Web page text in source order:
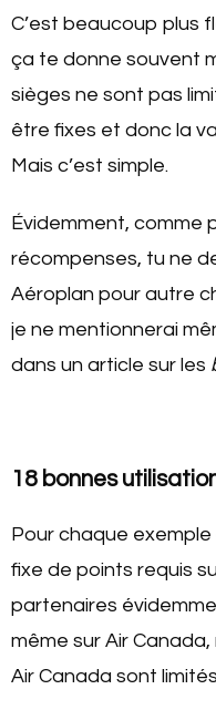
C’est beaucoup plus
ça te donne souvent
sièges ne sont pas
être fixes et donc la
Mais c’est simple.
Évidemment, comme
récompenses, tu ne
Aéroplan pour autre
je ne mentionnerai
dans un article sur les
18 bonnes
Pour chaque exemple
fixe de points requis
partenaires
même sur Air Canada,
Air Canada sont